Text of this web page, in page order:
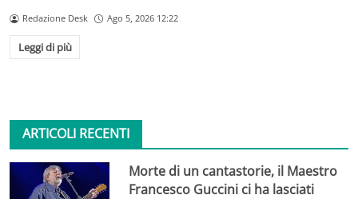
Redazione Desk Ago 5, 2026 12:22
Leggi di più
ARTICOLI RECENTI
Morte di un cantastorie, il Maestro
Francesco Guccini ci ha lasciati